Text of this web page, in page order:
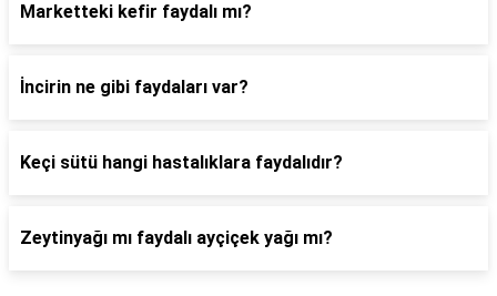
Marketteki kefir faydalı mı?
İncirin ne gibi faydaları var?
Keçi sütü hangi hastalıklara faydalıdır?
Zeytinyağı mı faydalı ayçiçek yağı mı?